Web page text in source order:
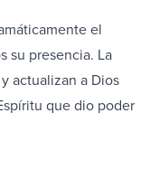
el
su presencia. La
actualizan a Dios
que dio poder